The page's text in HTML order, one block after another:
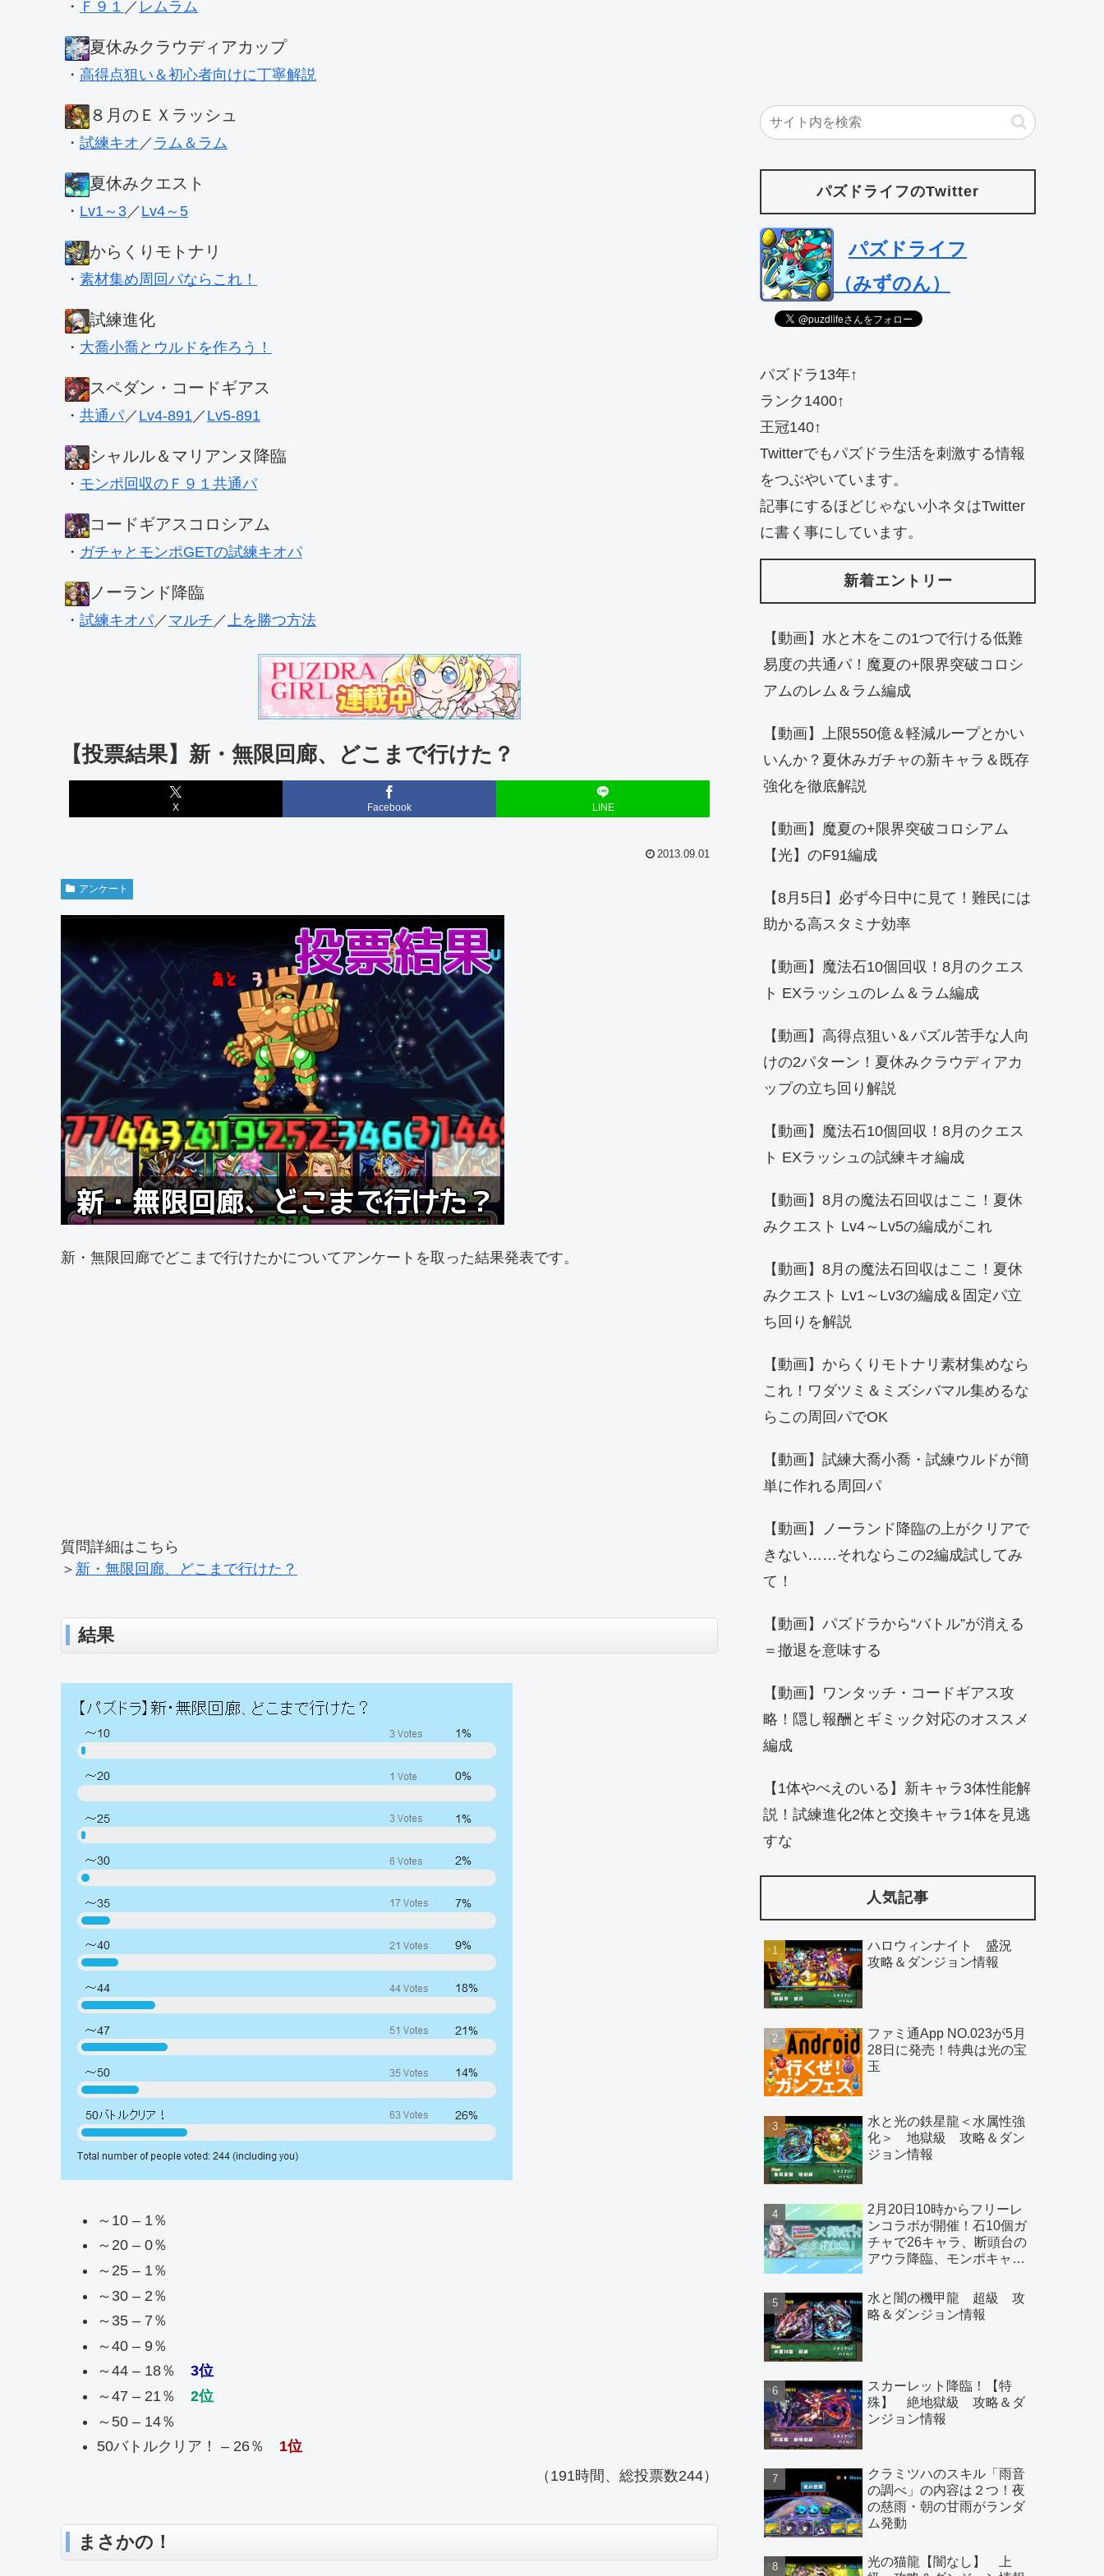
・ Ｆ９１ ／ レムラム
夏休みクラウディアカップ
・ 高得点狙い＆初心者向けに丁寧解説
８月のＥＸラッシュ
・ 試練キオ ／ ラム＆ラム
夏休みクエスト
・ Lv1～3 ／ Lv4～5
からくりモトナリ
・ 素材集め周回パならこれ！
試練進化
・ 大喬小喬とウルドを作ろう！
スペダン・コードギアス
・ 共通パ／ Lv4-891 ／ Lv5-891
シャルル＆マリアンヌ降臨
・ モンポ回収のＦ９１共通パ
コードギアスコロシアム
・ ガチャとモンポGETの試練キオパ
ノーランド降臨
・ 試練キオパ／ マルチ ／ 上を勝つ方法
【投票結果】新・無限回廊、どこまで行けた？
X Facebook LINE
2013.09.01
アンケート
新・無限回廊でどこまで行けたかについてアンケートを取った結果発表です。
質問詳細はこちら
＞ 新・無限回廊、どこまで行けた？
結果
～10 – 1％
～20 – 0％
～25 – 1％
～30 – 2％
～35 – 7％
～40 – 9％
～44 – 18％ 3位
～47 – 21％ 2位
～50 – 14％
50バトルクリア！ – 26％ 1位
（191時間、総投票数244）
まさかの！
パズドライフのTwitter
パズドライフ
（みずのん）
パズドラ13年↑
ランク1400↑
王冠140↑
Twitterでもパズドラ生活を刺激する情報
をつぶやいています。
記事にするほどじゃない小ネタはTwitter
に書く事にしています。
新着エントリー
【動画】水と木をこの1つで行ける低難
易度の共通パ！魔夏の+限界突破コロシ
アムのレム＆ラム編成
【動画】上限550億＆軽減ループとかい
いんか？夏休みガチャの新キャラ＆既存
強化を徹底解説
【動画】魔夏の+限界突破コロシアム
【光】のF91編成
【8月5日】必ず今日中に見て！難民には
助かる高スタミナ効率
【動画】魔法石10個回収！8月のクエス
ト EXラッシュのレム＆ラム編成
【動画】高得点狙い＆パズル苦手な人向
けの2パターン！夏休みクラウディアカ
ップの立ち回り解説
【動画】魔法石10個回収！8月のクエス
ト EXラッシュの試練キオ編成
【動画】8月の魔法石回収はここ！夏休
みクエスト Lv4～Lv5の編成がこれ
【動画】8月の魔法石回収はここ！夏休
みクエスト Lv1～Lv3の編成＆固定パ立
ち回りを解説
【動画】からくりモトナリ素材集めなら
これ！ワダツミ＆ミズシバマル集めるな
らこの周回パでOK
【動画】試練大喬小喬・試練ウルドが簡
単に作れる周回パ
【動画】ノーランド降臨の上がクリアで
きない……それならこの2編成試してみ
て！
【動画】パズドラから“バトル”が消える
＝撤退を意味する
【動画】ワンタッチ・コードギアス攻
略！隠し報酬とギミック対応のオススメ
編成
【1体やべえのいる】新キャラ3体性能解
説！試練進化2体と交換キャラ1体を見逃
すな
人気記事
ハロウィンナイト 盛況
攻略＆ダンジョン情報
ファミ通App NO.023が5月
28日に発売！特典は光の宝
玉
水と光の鉄星龍＜水属性強
化＞ 地獄級 攻略＆ダン
ジョン情報
2月20日10時からフリーレ
ンコラボが開催！石10個ガ
チャで26キャラ、断頭台の
アウラ降臨、モンポキャラ
水と闇の機甲龍 超級 攻
略＆ダンジョン情報
スカーレット降臨！【特
殊】 絶地獄級 攻略＆ダ
ンジョン情報
クラミツハのスキル「雨音
の調べ」の内容は２つ！夜
の慈雨・朝の甘雨がランダ
ム発動
光の猫龍【闇なし】 上